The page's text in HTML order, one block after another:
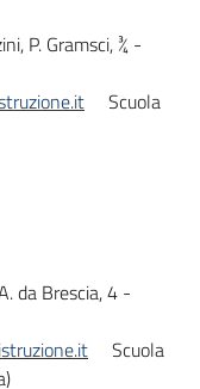
P. Gramsci, ¾ -
Scuola
da Brescia, 4 -
Scuola